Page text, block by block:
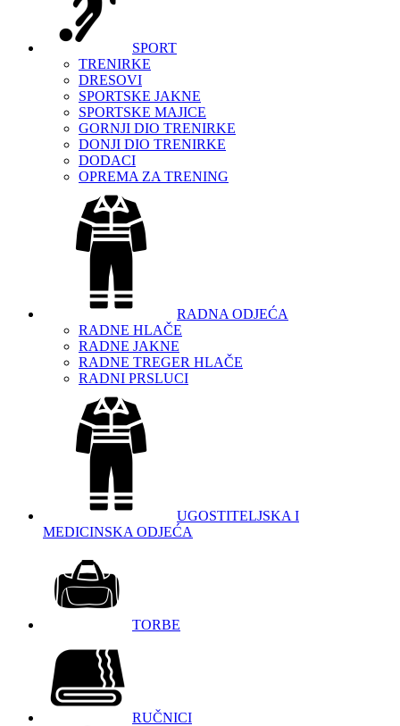
SPORT
TRENIRKE
DRESOVI
SPORTSKE JAKNE
SPORTSKE MAJICE
GORNJI DIO TRENIRKE
DONJI DIO TRENIRKE
DODACI
OPREMA ZA TRENING
RADNA ODJEĆA
RADNE HLAČE
RADNE JAKNE
RADNE TREGER HLAČE
RADNI PRSLUCI
UGOSTITELJSKA I
MEDICINSKA ODJEĆA
TORBE
RUČNICI